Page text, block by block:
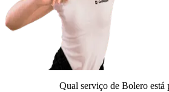
Qual serviço de Bolero está